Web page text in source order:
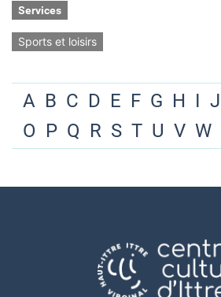
Services
Sports et loisirs
A B C D E F G H I J
O P Q R S T U V W